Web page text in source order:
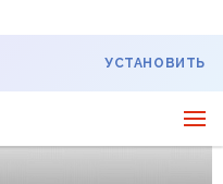
УСТАНОВИТЬ